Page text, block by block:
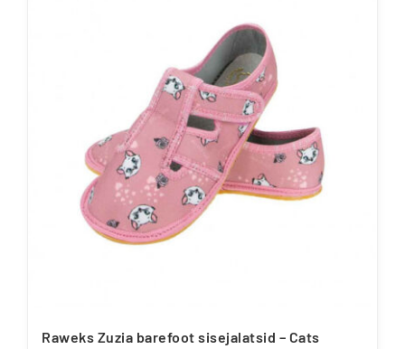
Raweks Zuzia barefoot sisejalatsid – Cats